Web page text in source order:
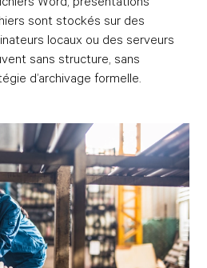
sont stockés sur des
locaux ou des serveurs
sans structure, sans
d’archivage formelle.